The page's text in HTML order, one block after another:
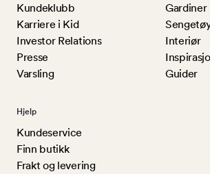
Kundeklubb
Karriere i Kid
Investor Relations
Presse
Varsling
Gardiner
Interiør
Guider
Hjelp
Kundeservice
Finn butikk
Frakt og levering